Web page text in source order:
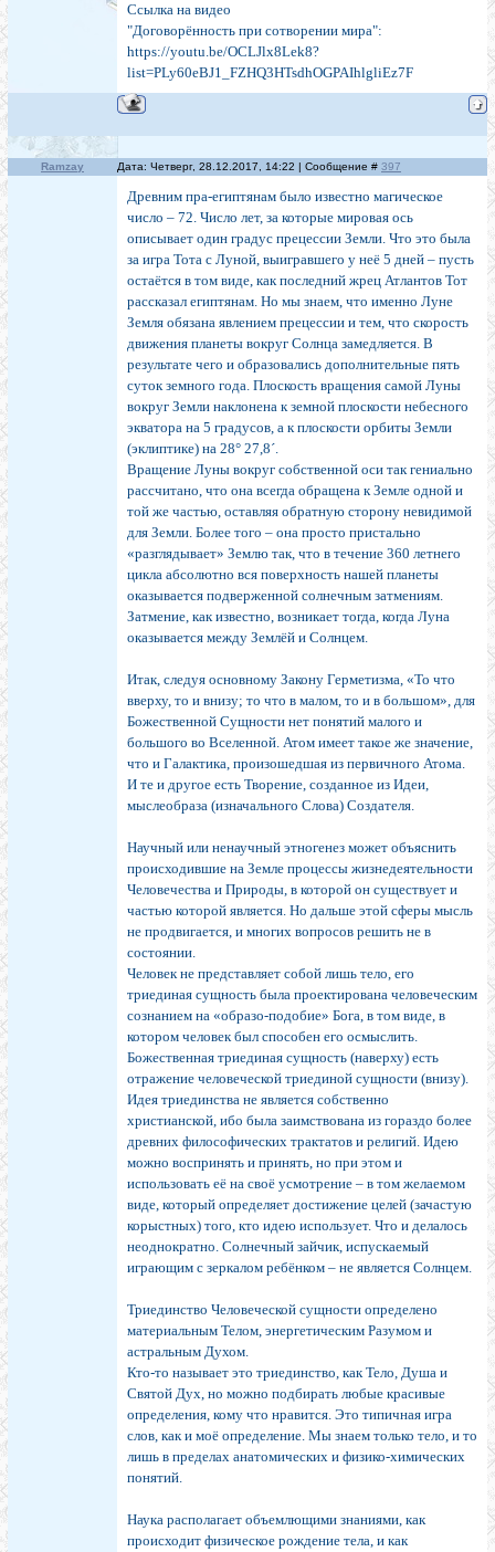
Ссылка на видео
"Договорённость при сотворении мира":
https://youtu.be/OCLJlx8Lek8?
list=PLy60eBJ1_FZHQ3HTsdhOGPAIhlgliEz7F
Ramzay Дата: Четверг, 28.12.2017, 14:22 | Сообщение # 397
Древним пра-египтянам было известно магическое
число – 72. Число лет, за которые мировая ось
описывает один градус прецессии Земли. Что это была
за игра Тота с Луной, выигравшего у неё 5 дней – пусть
остаётся в том виде, как последний жрец Атлантов Тот
рассказал египтянам. Но мы знаем, что именно Луне
Земля обязана явлением прецессии и тем, что скорость
движения планеты вокруг Солнца замедляется. В
результате чего и образовались дополнительные пять
суток земного года. Плоскость вращения самой Луны
вокруг Земли наклонена к земной плоскости небесного
экватора на 5 градусов, а к плоскости орбиты Земли
(эклиптике) на 28° 27,8´.
Вращение Луны вокруг собственной оси так гениально
рассчитано, что она всегда обращена к Земле одной и
той же частью, оставляя обратную сторону невидимой
для Земли. Более того – она просто пристально
«разглядывает» Землю так, что в течение 360 летнего
цикла абсолютно вся поверхность нашей планеты
оказывается подверженной солнечным затмениям.
Затмение, как известно, возникает тогда, когда Луна
оказывается между Землёй и Солнцем.
Итак, следуя основному Закону Герметизма, «То что
вверху, то и внизу; то что в малом, то и в большом», для
Божественной Сущности нет понятий малого и
большого во Вселенной. Атом имеет такое же значение,
что и Галактика, произошедшая из первичного Атома.
И те и другое есть Творение, созданное из Идеи,
мыслеобраза (изначального Слова) Создателя.
Научный или ненаучный этногенез может объяснить
происходившие на Земле процессы жизнедеятельности
Человечества и Природы, в которой он существует и
частью которой является. Но дальше этой сферы мысль
не продвигается, и многих вопросов решить не в
состоянии.
Человек не представляет собой лишь тело, его
триединая сущность была проектирована человеческим
сознанием на «образо-подобие» Бога, в том виде, в
котором человек был способен его осмыслить.
Божественная триединая сущность (наверху) есть
отражение человеческой триединой сущности (внизу).
Идея триединства не является собственно
христианской, ибо была заимствована из гораздо более
древних философических трактатов и религий. Идею
можно воспринять и принять, но при этом и
использовать её на своё усмотрение – в том желаемом
виде, который определяет достижение целей (зачастую
корыстных) того, кто идею использует. Что и делалось
неоднократно. Солнечный зайчик, испускаемый
играющим с зеркалом ребёнком – не является Солнцем.
Триединство Человеческой сущности определено
материальным Телом, энергетическим Разумом и
астральным Духом.
Кто-то называет это триединство, как Тело, Душа и
Святой Дух, но можно подбирать любые красивые
определения, кому что нравится. Это типичная игра
слов, как и моё определение. Мы знаем только тело, и то
лишь в пределах анатомических и физико-химических
понятий.
Наука располагает объемлющими знаниями, как
происходит физическое рождение тела, и как